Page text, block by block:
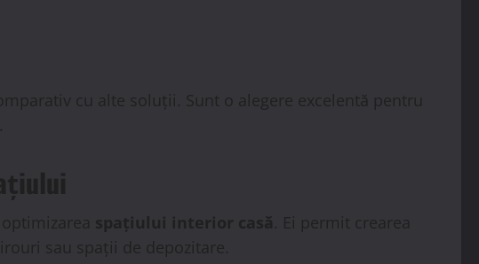
cu alte soluții. Sunt o alegere excelentă pentru
spațiului interior casă. Ei permit crearea
sau spații de depozitare.